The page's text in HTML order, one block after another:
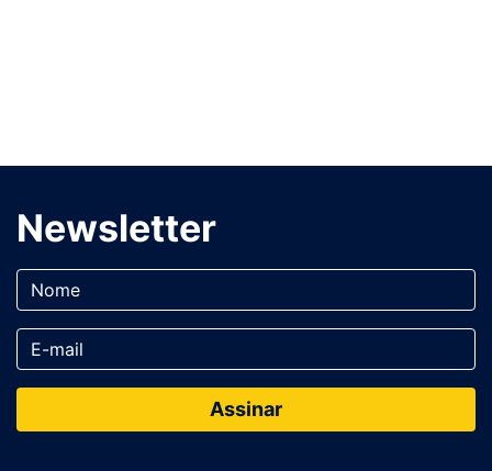
Newsletter